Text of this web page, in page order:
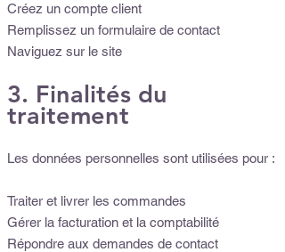
Créez un compte client
Remplissez un formulaire de contact
Naviguez sur le site
3. Finalités du
traitement
Les données personnelles sont utilisées pour :
Traiter et livrer les commandes
Gérer la facturation et la comptabilité
Répondre aux demandes de contact